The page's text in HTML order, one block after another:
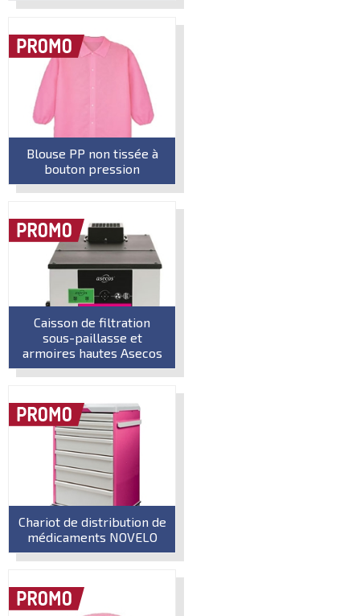
Blouse PP non tissée à
bouton pression
Caisson de filtration
sous-paillasse et
armoires hautes Asecos
Chariot de distribution de
médicaments NOVELO